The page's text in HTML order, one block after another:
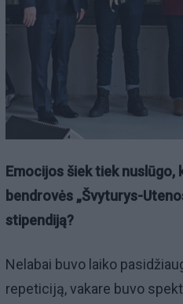
Emocijos šiek tiek
bendrovės „Švyturys-
stipendiją?
Nelabai buvo laiko
repeticiją, vakare buvo